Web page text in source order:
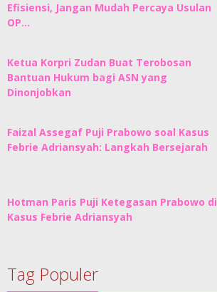
Efisiensi, Jangan Mudah Percaya Usulan
OP…
Ketua Korpri Zudan Buat Terobosan
Bantuan Hukum bagi ASN yang
Dinonjobkan
Faizal Assegaf Puji Prabowo soal Kasus
Febrie Adriansyah: Langkah Bersejarah
Hotman Paris Puji Ketegasan Prabowo di
Kasus Febrie Adriansyah
Tag Populer